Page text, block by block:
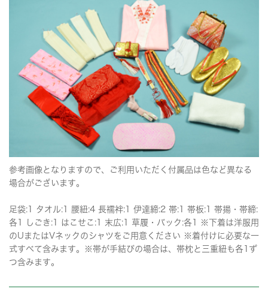
参考画像となりますので、ご利用いただく付属品は色など異なる
場合がございます。
足袋:1 タオル:1 腰紐:4 長襦袢:1 伊達締:2 帯:1 帯板:1 帯揚・帯締:
各1 しごき:1 はこせこ:1 末広:1 草履・バック:各1 ※下着は洋服用
のUまたはVネックのシャツをご用意ください ※着付けに必要な一
式すべて含みます。※帯が手結びの場合は、帯枕と三重紐も各1ず
つ含みます。